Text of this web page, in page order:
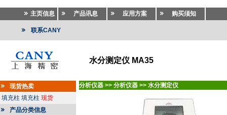
主页信息 产品讯息 应用方案 购买须知
联系CANY
水分测定仪 MA35
现货热卖
填充柱 填充柱 现货
产品分类信息
分析仪器 >> 分析仪器 >> 水分测定仪